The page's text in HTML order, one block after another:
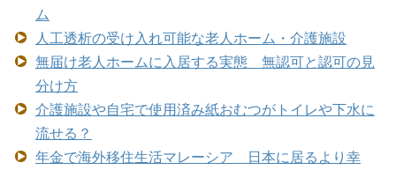
ム
人工透析の受け入れ可能な老人ホーム・介護施設
無届け老人ホームに入居する実態 無認可と認可の見
分け方
介護施設や自宅で使用済み紙おむつがトイレや下水に
流せる？
年金で海外移住生活マレーシア 日本に居るより幸